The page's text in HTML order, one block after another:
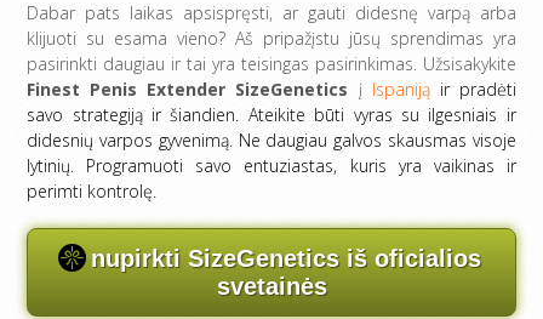
Dabar pats laikas apsispręsti, ar gauti didesnę varpą arba
klijuoti su esama vieno? Aš pripažįstu jūsų sprendimas yra
pasirinkti daugiau ir tai yra teisingas pasirinkimas. Užsisakykite
Finest Penis Extender SizeGenetics į Ispaniją ir pradėti
savo strategiją ir šiandien. Ateikite būti vyras su ilgesniais ir
didesnių varpos gyvenimą. Ne daugiau galvos skausmas visoje
lytinių. Programuoti savo entuziastas, kuris yra vaikinas ir
perimti kontrolę.
nupirkti SizeGenetics iš oficialios
svetainės